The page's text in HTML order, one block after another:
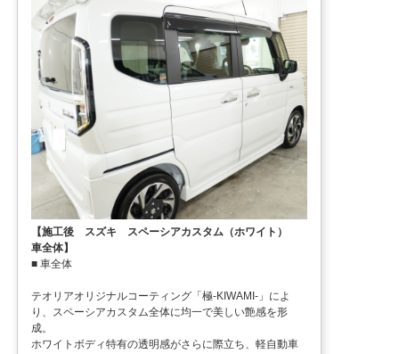
【施工後 スズキ スペーシアカスタム（ホワイト）
車全体】
■ 車全体
テオリアオリジナルコーティング「極-KIWAMI-」によ
り、スペーシアカスタム全体に均一で美しい艶感を形
成。
ホワイトボディ特有の透明感がさらに際立ち、軽自動車